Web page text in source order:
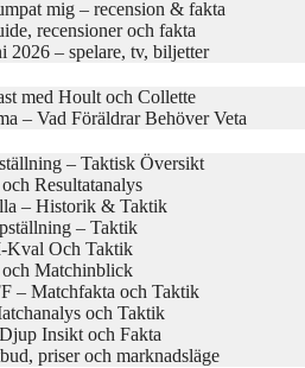
mig – recension & fakta
recensioner och fakta
– spelare, tv, biljetter
med Hoult och Collette
– Vad Föräldrar Behöver Veta
– Taktisk Översikt
Resultatanalys
– Historik & Taktik
– Taktik
Kval Och Taktik
Matchinblick
– Matchfakta och Taktik
och Taktik
Insikt och Fakta
priser och marknadsläge